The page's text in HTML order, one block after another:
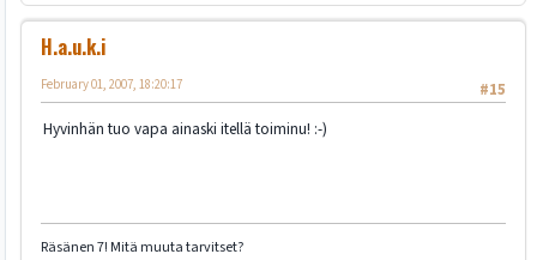
H.a.u.k.i
#15
February 01, 2007, 18:20:17
Hyvinhän tuo vapa ainaski itellä toiminu! :-)
Räsänen 7! Mitä muuta tarvitset?